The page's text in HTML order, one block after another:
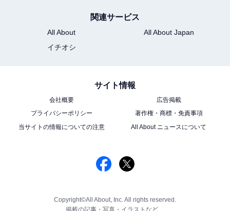
関連サービス
All About
All About Japan
イチオシ
サイト情報
会社概要
広告掲載
プライバシーポリシー
著作権・商標・免責事項
当サイトの情報についての注意
All About ニュースについて
Copyright©All About, Inc. All rights reserved.
掲載の記事・写真・イラストなど、